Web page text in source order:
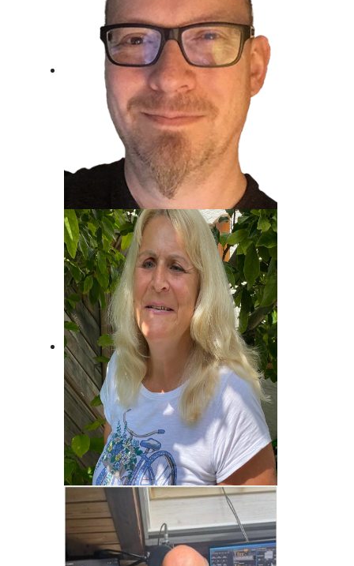
Jost Alpe
Unser Mann für die Charts!
Brigitte Habeck
Immer da, wo was los ist! Fränkisch
frech!